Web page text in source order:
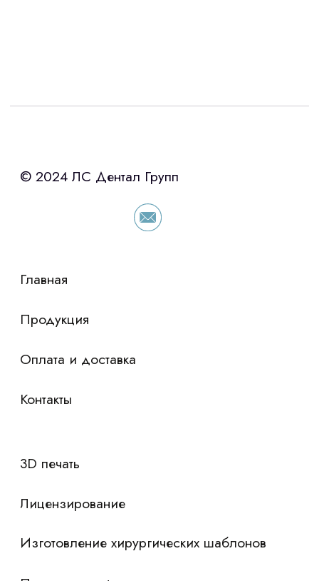
Интересует лизинг?
«Уралпромлизинг» подберем выгодные
условия по лизингу оборудования,
просто оставьте контакты чтобы мы
сориентировали по условиям
Я согласен сполитикой конфиденциальности